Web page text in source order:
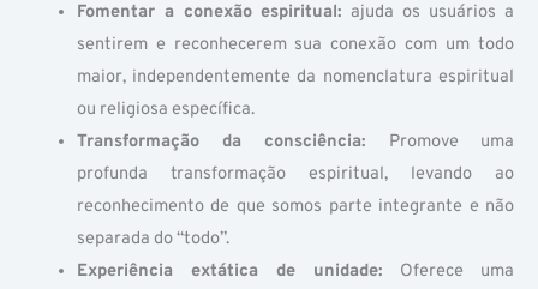
Fomentar a conexão espiritual: ajuda os usuários a
sentirem e reconhecerem sua conexão com um todo
maior, independentemente da nomenclatura espiritual
ou religiosa específica.
Transformação da consciência: Promove uma
profunda transformação espiritual, levando ao
reconhecimento de que somos parte integrante e não
separada do “todo”.
Experiência extática de unidade: Oferece uma